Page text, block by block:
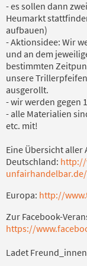
- es sollen dann
Heumarkt
aufbauen)
- Aktionsidee: Wir
und an dem
bestimmten
unsere
ausgerollt.
- wir werden gegen
- alle Materialien
etc. mit!
Eine Übersicht aller
Deutschland:
Europa: http://
Zur Facebook-
https://
Ladet